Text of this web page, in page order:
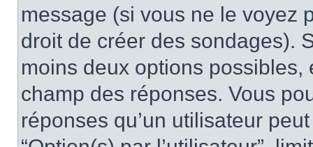
message (si vous ne le voyez
droit de créer des sondages).
moins deux options
champ des réponses. Vous
réponses qu’un utilisateur